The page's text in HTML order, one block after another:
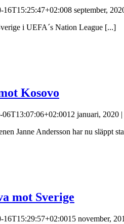
16T15:25:47+02:008 september,
i UEFA´s Nation League [...]
Kosovo
06T13:07:06+02:0012 januari, 2020
Janne Andersson har nu släppt
mot Sverige
16T15:29:57+02:0015 november,